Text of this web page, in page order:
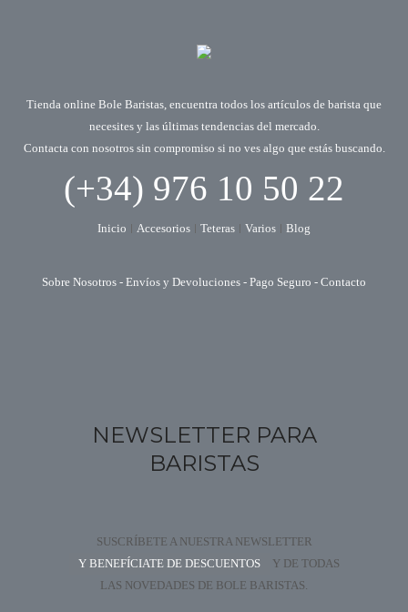
Tienda online Bole Baristas, encuentra todos los artículos de barista que
necesites y las últimas tendencias del mercado.
Contacta con nosotros sin compromiso si no ves algo que estás buscando.
(+34) 976 10 50 22
Inicio Accesorios Teteras Varios Blog
Sobre Nosotros - Envíos y Devoluciones - Pago Seguro - Contacto
NEWSLETTER PARA
BARISTAS
SUSCRÍBETE A NUESTRA NEWSLETTER
Y BENEFÍCIATE DE DESCUENTOS
Y DE TODAS
LAS NOVEDADES DE BOLE BARISTAS.